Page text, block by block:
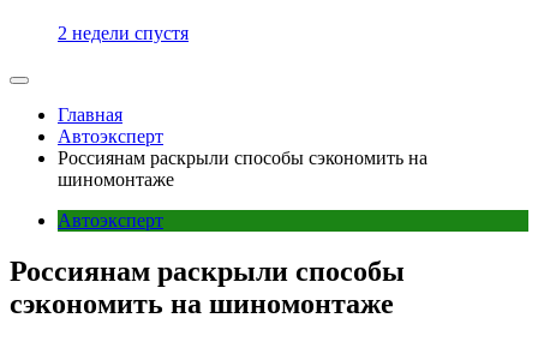
2 недели спустя
Главная
Автоэксперт
Россиянам раскрыли способы сэкономить на
шиномонтаже
Автоэксперт
Россиянам раскрыли способы
сэкономить на шиномонтаже